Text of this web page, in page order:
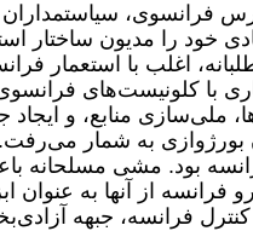
فرانسوی، سیاستمداران
خود را مدیون ساختار
اغلب با استعمار
با کلونیست‌های
منابع، و ایجاد
بورژوازی به شمار
بود. مشی مسلحانه
از آنها به عنوان
فرانسه، جبهه